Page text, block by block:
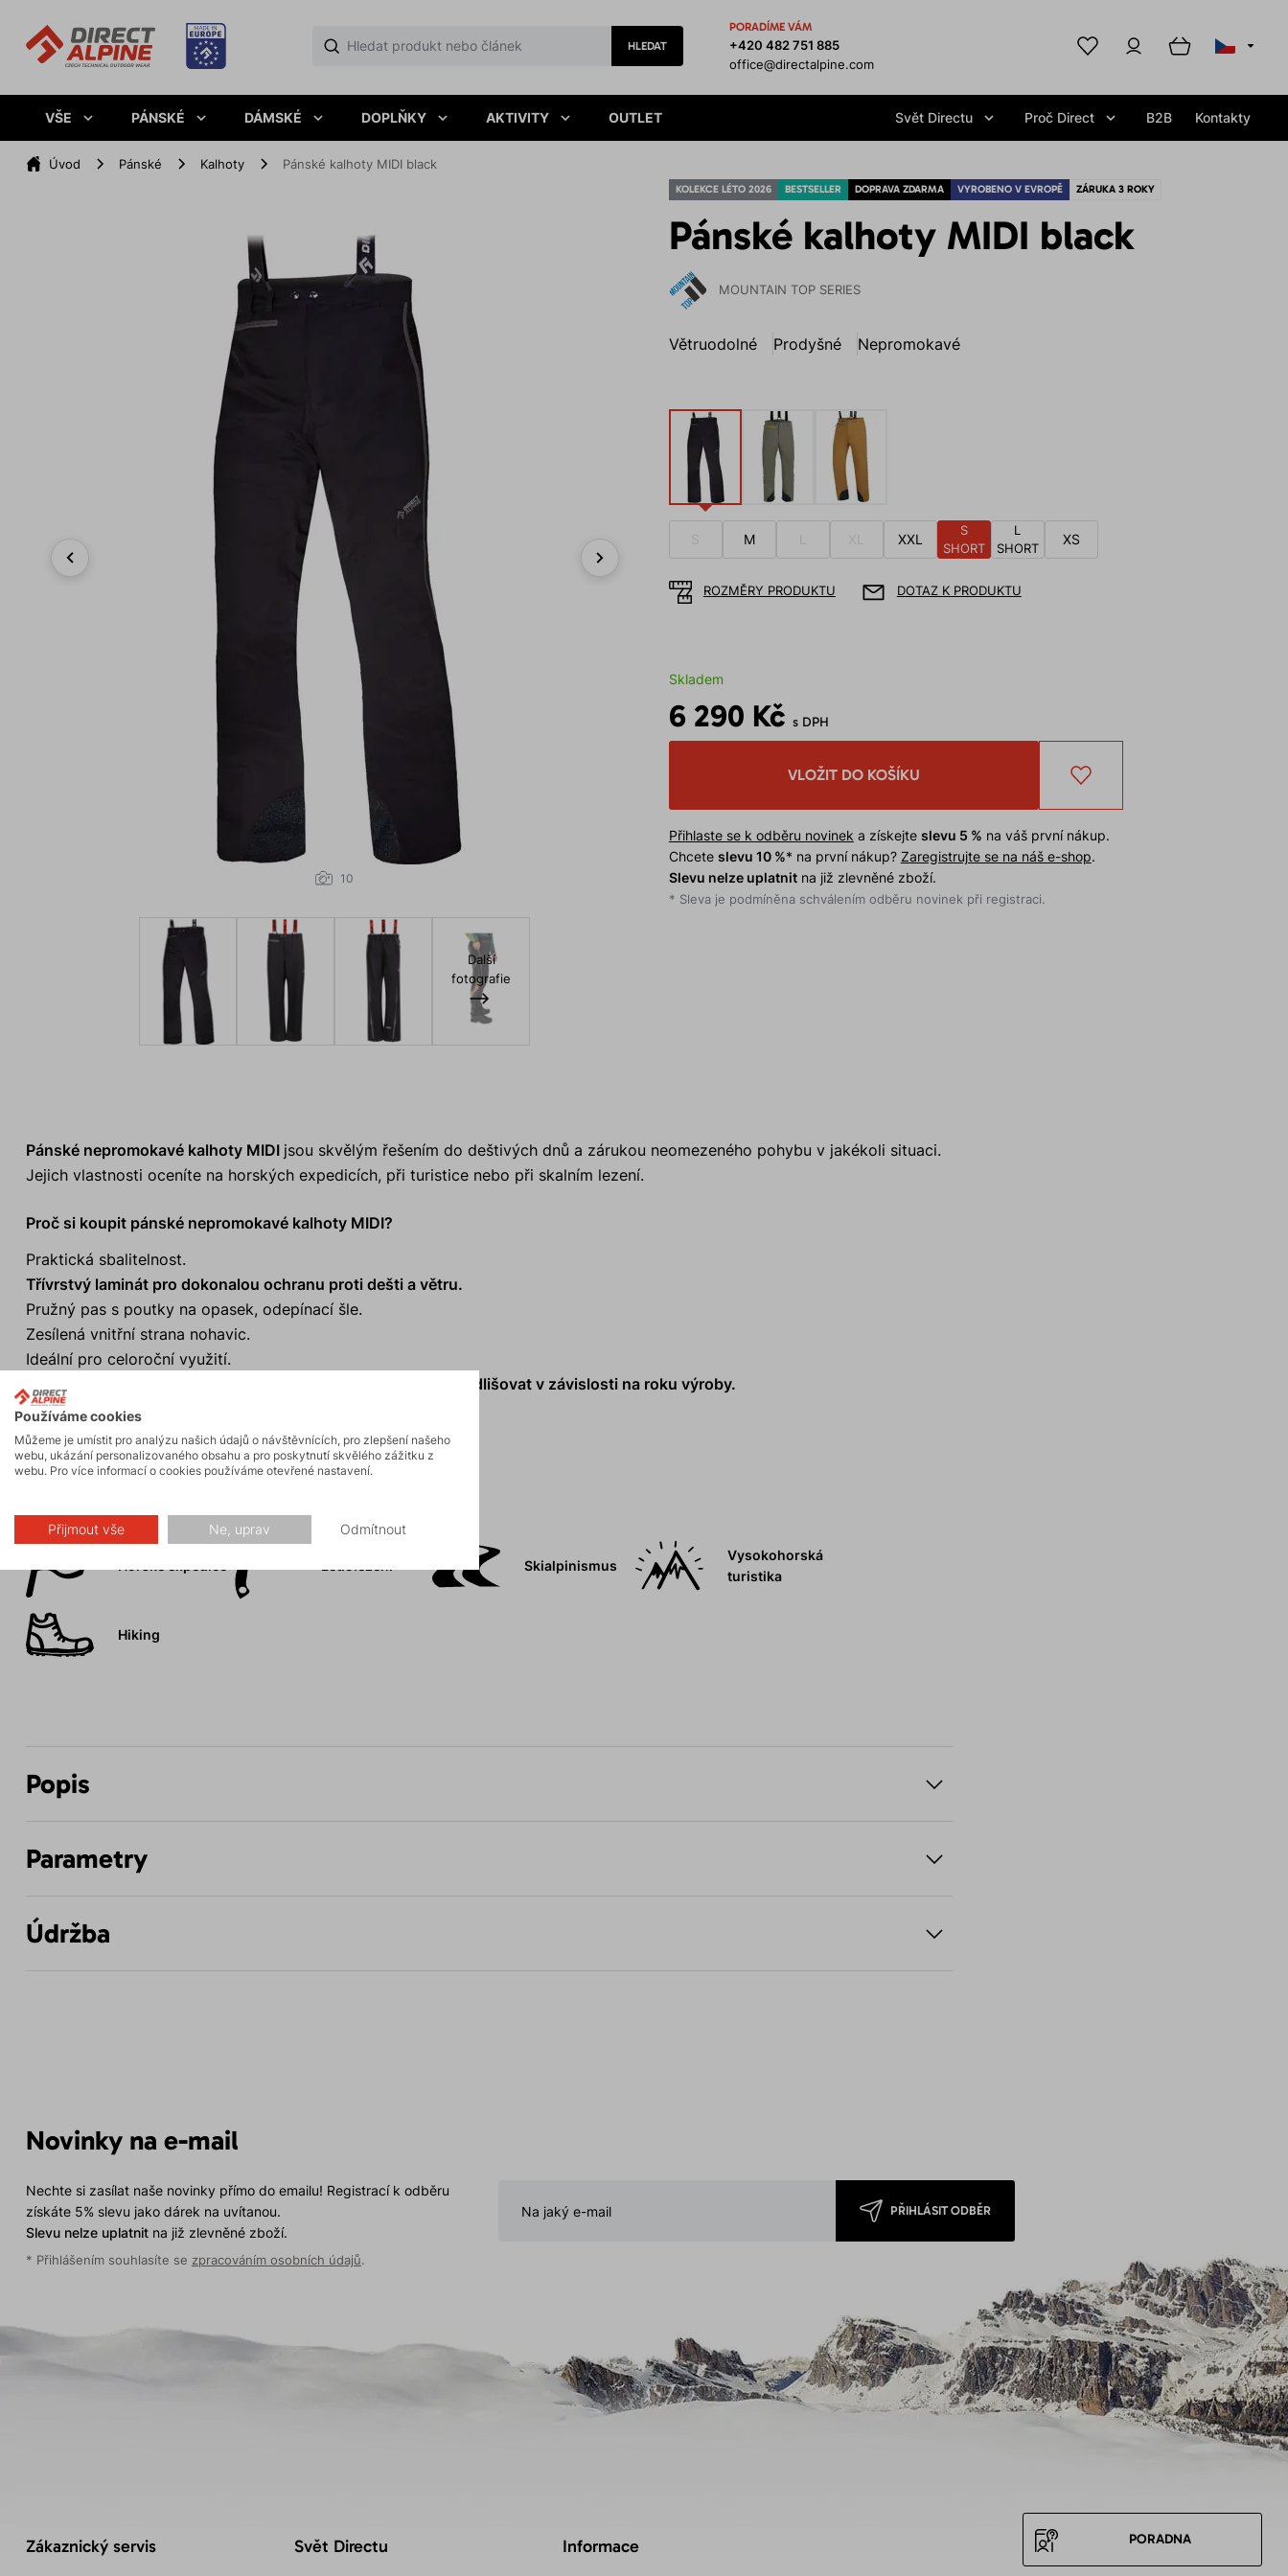
HLEDAT
PORADÍME VÁM
+420 482 751 885
office@directalpine.com
VŠE PÁNSKÉ DÁMSKÉ DOPLŇKY AKTIVITY OUTLET Svět Directu Proč Direct B2B Kontakty
Úvod Pánské Kalhoty Pánské kalhoty MIDI black
KOLEKCE LÉTO 2026 BESTSELLER DOPRAVA ZDARMA VYROBENO V EVROPĚ ZÁRUKA 3 ROKY
Pánské kalhoty MIDI black
MOUNTAIN TOP SERIES
Větruodolné Prodyšné Nepromokavé
10
Další
fotografie
S M XL XXL
S
SHORT
L
SHORT
XS
ROZMĚRY PRODUKTU DOTAZ K PRODUKTU
Skladem
6 290 Kč s DPH
VLOŽIT DO KOŠÍKU
Přihlaste se k odběru novinek a získejte slevu 5 % na váš první nákup.
Chcete slevu 10 %* na první nákup? Zaregistrujte se na náš e-shop.
Slevu nelze uplatnitna již zlevněné zboží.
* Sleva je podmíněna schválením odběru novinek při registraci.
Pánské nepromokavé kalhoty MIDI jsou skvělým řešením do deštivých dnů a zárukou neomezeného pohybu v jakékoli situaci.
Jejich vlastnosti oceníte na horských expedicích, při turistice nebo při skalním lezení.
Proč si koupit pánské nepromokavé kalhoty MIDI?
Praktická sbalitelnost.
Třívrstvý laminát pro dokonalou ochranu proti dešti a větru.
Pružný pas s poutky na opasek, odepínací šle.
Zesílená vnitřní strana nohavic.
Ideální pro celoroční využití.
Design příslušenství je pouze informativní. Design se může odlišovat v závislosti na roku výroby.
Skialpinismus
Vysokohorská
turistika
Hiking
Popis
Parametry
Údržba
Novinky na e-mail
Nechte si zasílat naše novinky přímo do emailu! Registrací k odběru
získáte 5% slevu jako dárek na uvítanou.
Slevu nelze uplatnitna již zlevněné zboží.
* Přihlášením souhlasíte se zpracováním osobních údajů.
PŘIHLÁSIT ODBĚR
Zákaznický servis Svět Directu Informace PORADNA
Používáme cookies
Můžeme je umístit pro analýzu našich údajů o návštěvnících, pro zlepšení našeho
webu, ukázání personalizovaného obsahu a pro poskytnutí skvělého zážitku z
webu. Pro více informací o cookies používáme otevřené nastavení.
Přijmout vše Ne, uprav Odmítnout